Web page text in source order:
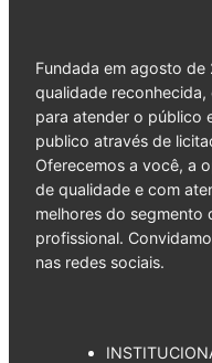
Fundada em agosto
qualidade
para atender o público
publico através de
Oferecemos a você, a
de qualidade e com
melhores do segmento
profissional.
nas redes sociais.